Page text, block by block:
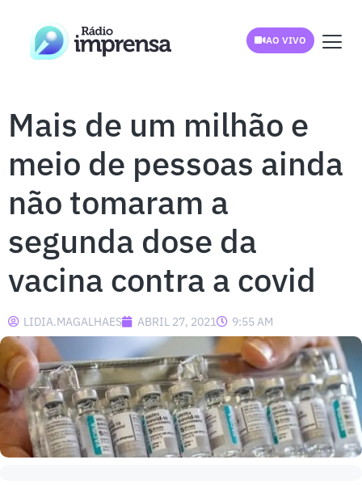
AO VIVO
Mais de um milhão e
meio de pessoas ainda
não tomaram a
segunda dose da
vacina contra a covid
LIDIA.MAGALHAES ABRIL 27, 2021 9:55 AM